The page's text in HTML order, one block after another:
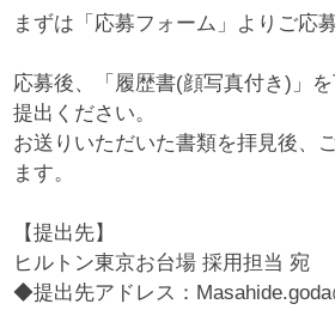
まずは「応募フォーム」よりご応
応募後、「履歴書(顔写真付き)」
提出ください。
お送りいただいた書類を拝見後、
ます。
【提出先】
ヒルトン東京お台場 採用担当 宛
◆提出先アドレス：